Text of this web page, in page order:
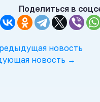
Поделиться в
новость
новость →